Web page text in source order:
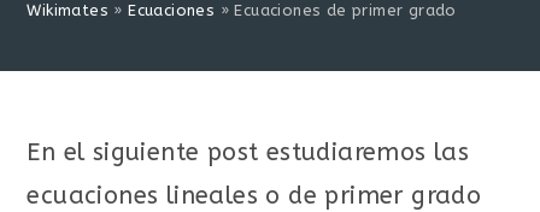
Wikimates »Ecuaciones »Ecuaciones de primer grado
En el siguiente post estudiaremos las
ecuaciones lineales o de primer grado